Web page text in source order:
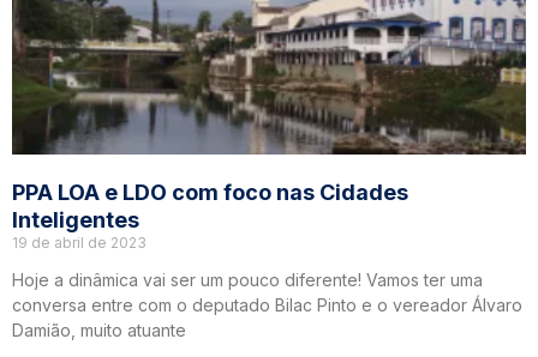
PPA LOA e LDO com foco nas Cidades
Inteligentes
19 de abril de 2023
Hoje a dinâmica vai ser um pouco diferente! Vamos ter uma
conversa entre com o deputado Bilac Pinto e o vereador Álvaro
Damião, muito atuante